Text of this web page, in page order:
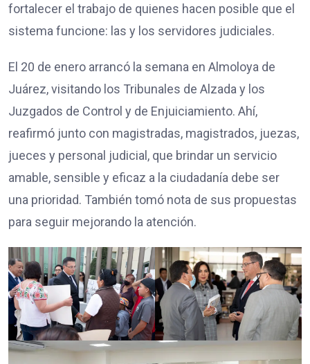
fortalecer el trabajo de quienes hacen posible que el
sistema funcione: las y los servidores judiciales.
El 20 de enero arrancó la semana en Almoloya de
Juárez, visitando los Tribunales de Alzada y los
Juzgados de Control y de Enjuiciamiento. Ahí,
reafirmó junto con magistradas, magistrados, juezas,
jueces y personal judicial, que brindar un servicio
amable, sensible y eficaz a la ciudadanía debe ser
una prioridad. También tomó nota de sus propuestas
para seguir mejorando la atención.